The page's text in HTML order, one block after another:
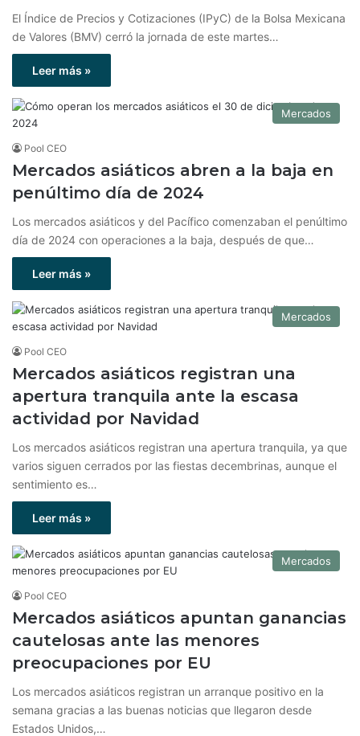
El Índice de Precios y Cotizaciones (IPyC) de la Bolsa Mexicana
de Valores (BMV) cerró la jornada de este martes…
Leer más »
Mercados
Pool CEO
Mercados asiáticos abren a la baja en
penúltimo día de 2024
Los mercados asiáticos y del Pacífico comenzaban el penúltimo
día de 2024 con operaciones a la baja, después de que…
Leer más »
Mercados
Pool CEO
Mercados asiáticos registran una
apertura tranquila ante la escasa
actividad por Navidad
Los mercados asiáticos registran una apertura tranquila, ya que
varios siguen cerrados por las fiestas decembrinas, aunque el
sentimiento es…
Leer más »
Mercados
Pool CEO
Mercados asiáticos apuntan ganancias
cautelosas ante las menores
preocupaciones por EU
Los mercados asiáticos registran un arranque positivo en la
semana gracias a las buenas noticias que llegaron desde
Estados Unidos,…